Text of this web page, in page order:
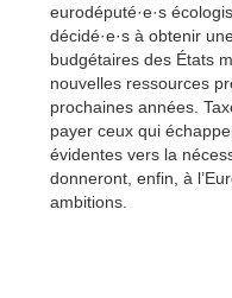
eurodéputé·e·s
décidé·e·s à obtenir
budgétaires des États
nouvelles ressources
prochaines années.
payer ceux qui
évidentes vers la
donneront, enfin, à
ambitions.